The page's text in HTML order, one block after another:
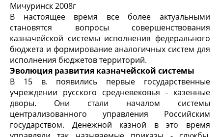
Мичуринск 2008г
В настоящее время все более актуальными
становятся вопросы совершенствования
казначейской системы исполнения федерального
бюджета и формирование аналогичных систем для
исполнения бюджетов территорий.
Эволюция развития казначейской системы
В 15 в. появились первые государственные
учреждении русского средневековья - казенные
дворы. Они стали началом системы
централизованного управления Российским
государством. Денежной казной в это время